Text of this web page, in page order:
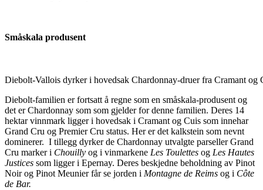
Småskala produsent
Diebolt-Vallois dyrker i hovedsak Chardonnay-druer fra Cramant og
Diebolt-familien er fortsatt å regne som en småskala-produsent og
det er Chardonnay som som gjelder for denne familien. Deres 14
hektar vinnmark ligger i hovedsak i Cramant og Cuis som innehar
Grand Cru og Premier Cru status. Her er det kalkstein som nevnt
dominerer. I tillegg dyrker de Chardonnay utvalgte parseller Grand
Cru marker i Chouilly og i vinmarkene Les Toulettes og Les Hautes
Justices som ligger i Epernay. Deres beskjedne beholdning av Pinot
Noir og Pinot Meunier får se jorden i Montagne de Reims og i Côte
de Bar.